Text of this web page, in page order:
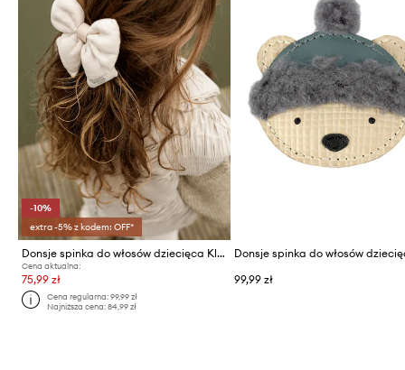
-10%
extra -5% z kodem: OFF*
Donsje spinka do włosów dziecięca Klasina Clip
Cena aktualna:
75,99 zł
Cena regularna:99,99 zł
Najniższa cena:84,99 zł
99,99 zł